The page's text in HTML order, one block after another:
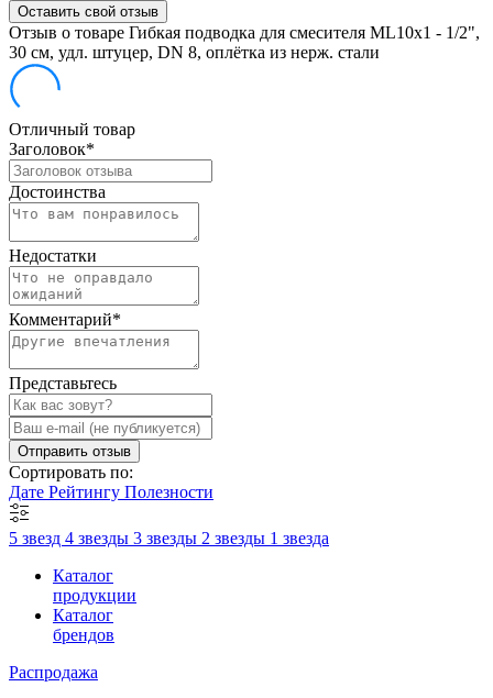
Оставить свой отзыв
Отзыв о товаре Гибкая подводка для смесителя МL10х1 - 1/2",
30 см, удл. штуцер, DN 8, оплётка из нерж. стали
Отличный товар
Заголовок*
Достоинства
Недостатки
Комментарий*
Представьтесь
Отправить отзыв
Сортировать по:
Дате Рейтингу Полезности
5 звезд 4 звезды 3 звезды 2 звезды 1 звезда
Каталог
продукции
Каталог
брендов
Распродажа